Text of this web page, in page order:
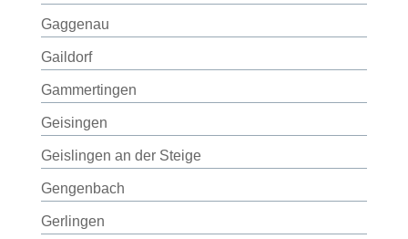
Gaggenau
Gaildorf
Gammertingen
Geisingen
Geislingen an der Steige
Gengenbach
Gerlingen